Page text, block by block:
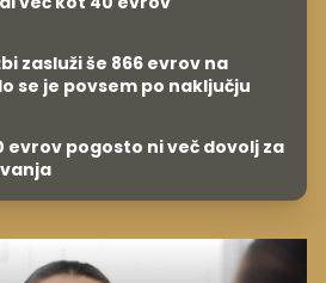
zasluži še 866 evrov na
se je povsem po naključju
evrov pogosto ni več dovolj za